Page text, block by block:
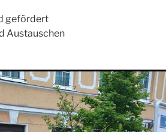
gefördert
Austauschen